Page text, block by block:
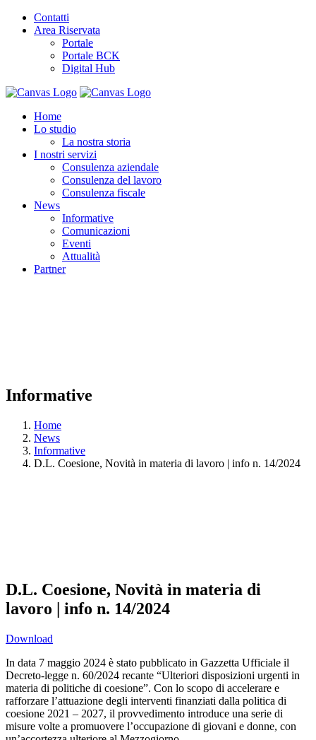
Contatti
Area Riservata
Portale
Portale BCK
Digital Hub
Home
Lo studio
La nostra storia
I nostri servizi
Consulenza aziendale
Consulenza del lavoro
Consulenza fiscale
News
Informative
Comunicazioni
Eventi
Attualità
Partner
Informative
Home
News
Informative
D.L. Coesione, Novità in materia di lavoro | info n. 14/2024
D.L. Coesione, Novità in materia di
lavoro | info n. 14/2024
Download
In data 7 maggio 2024 è stato pubblicato in Gazzetta Ufficiale il
Decreto-legge n. 60/2024 recante “Ulteriori disposizioni urgenti in
materia di politiche di coesione”. Con lo scopo di accelerare e
rafforzare l’attuazione degli interventi finanziati dalla politica di
coesione 2021 – 2027, il provvedimento introduce una serie di
misure volte a promuovere l’occupazione di giovani e donne, con